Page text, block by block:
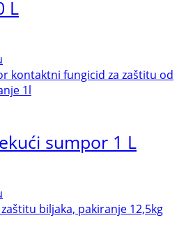
L
sumpor 1 L